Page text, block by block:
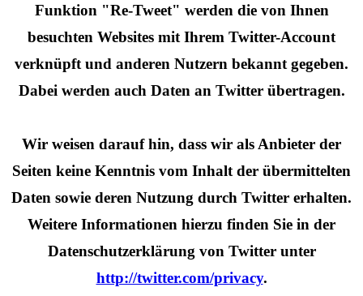
Funktion "Re-Tweet" werden die von Ihnen
besuchten Websites mit Ihrem Twitter-Account
verknüpft und anderen Nutzern bekannt gegeben.
Dabei werden auch Daten an Twitter übertragen.
Wir weisen darauf hin, dass wir als Anbieter der
Seiten keine Kenntnis vom Inhalt der übermittelten
Daten sowie deren Nutzung durch Twitter erhalten.
Weitere Informationen hierzu finden Sie in der
Datenschutzerklärung von Twitter unter
http://twitter.com/privacy.